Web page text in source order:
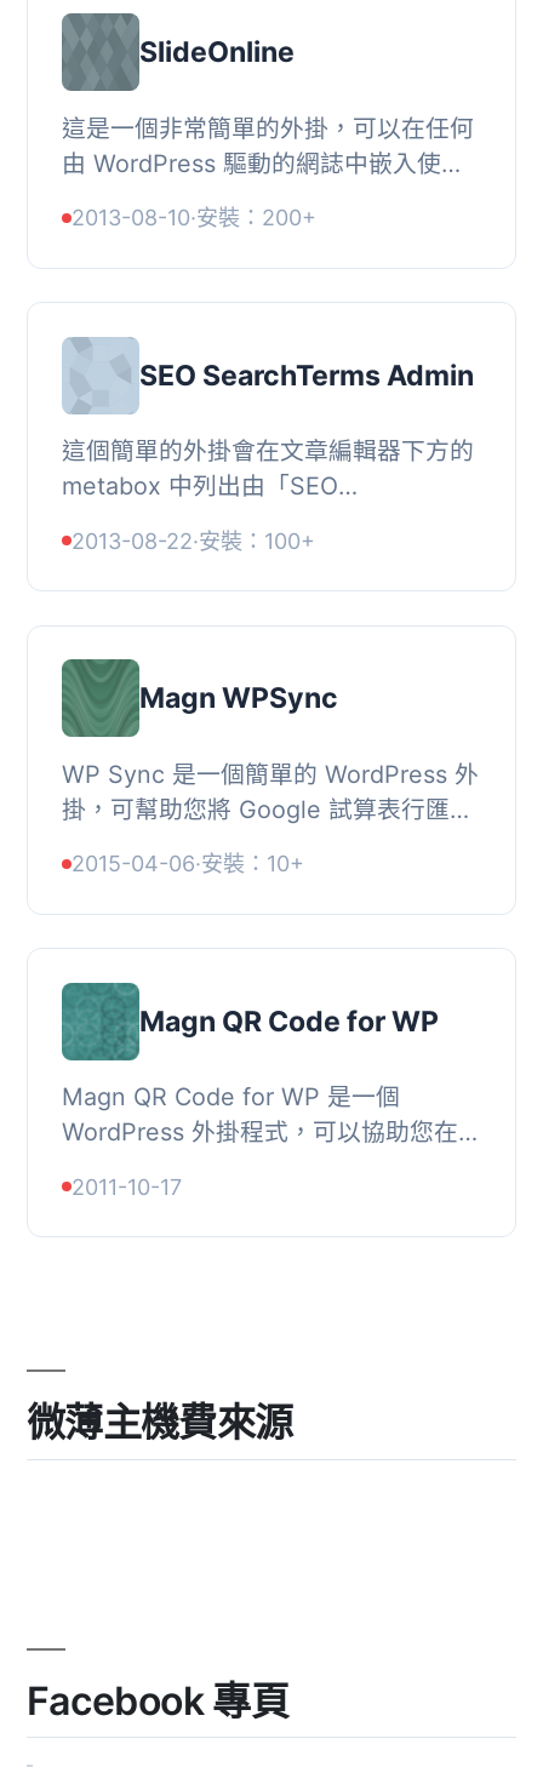
SlideOnline
這是一個非常簡單的外掛，可以在任何
由 WordPress 驅動的網誌中嵌入使用
報。, 使用SlideOnline.com，您可以輕
鬆地在 WordP...
2013-08-10·安裝：200+
SEO SearchTerms Admin
這個簡單的外掛會在文章編輯器下方的
metabox 中列出由「SEO
搜尋關鍵字。這樣，您便可以輕鬆地利
用這些搜尋關鍵字找到潛...
2013-08-22·安裝：100+
Magn WPSync
WP Sync 是一個簡單的 WordPress 外
掛，可幫助您將 Google 試算表行匯入
中導入很多行到不同的帖子中，則此外
掛很有用，並...
2015-04-06·安裝：10+
Magn QR Code for WP
Magn QR Code for WP 是一個
WordPress 外掛程式，可以協助您在
速反應碼。, 此外掛程式使用 Google
Chart API 來生成 2D...
2011-10-17
微薄主機費來源
Facebook 專頁